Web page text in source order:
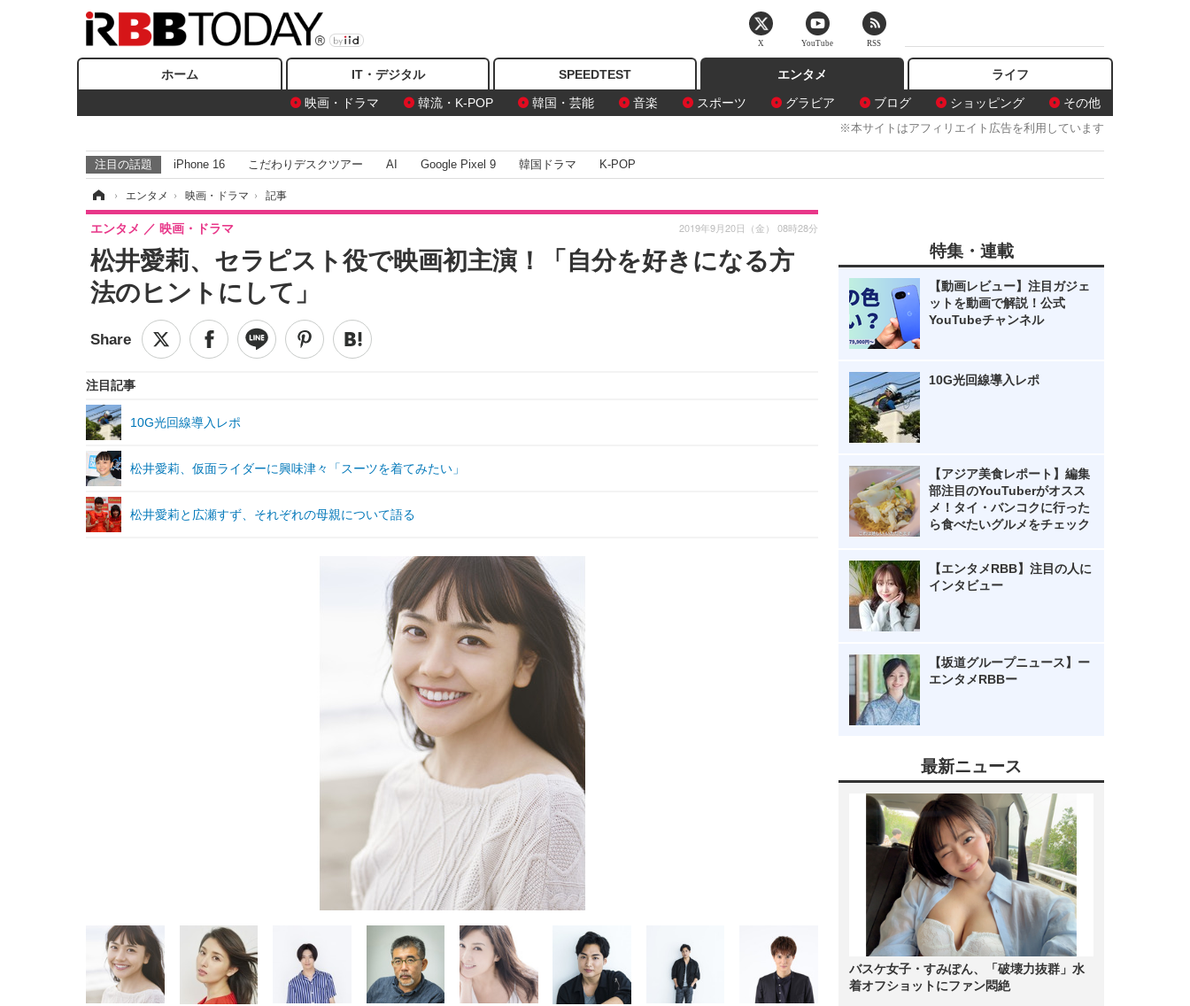
ホーム IT・デジタル SPEEDTEST
エンタメ
映画・ドラマ
韓流・K-POP 韓国・芸能 音楽 スポーツ グラビア ブログ ショッピング その他
ライフ
※本サイトはアフィリエイト広告を利用しています
注目の話題 iPhone 16 こだわりデスクツアー AI Google Pixel 9 韓国ドラマ K-POP
› エンタメ › 映画・ドラマ › 記事
松井愛莉、セラピスト役で映画初主演！「自分を好きになる方
法のヒントにして」
エンタメ 映画・ドラマ 2019年9月20日（金） 08時28分
注目記事
10G光回線導入レポ
松井愛莉、仮面ライダーに興味津々「スーツを着てみたい」
松井愛莉と広瀬すず、それぞれの母親について語る
特集・連載
【動画レビュー】注目ガジェ
ットを動画で解説！公式
YouTubeチャンネル
10G光回線導入レポ
【アジア美食レポート】編集
部注目のYouTuberがオスス
メ！タイ・バンコクに行った
ら食べたいグルメをチェック
【エンタメRBB】注目の人に
インタビュー
【坂道グループニュース】ー
エンタメRBBー
最新ニュース
バスケ女子・すみぽん、「破壊力抜群」水
着オフショットにファン悶絶
X YouTube RSS